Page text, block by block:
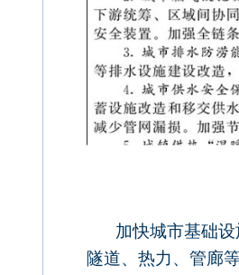
加快城市基础
隧道、热力、管廊